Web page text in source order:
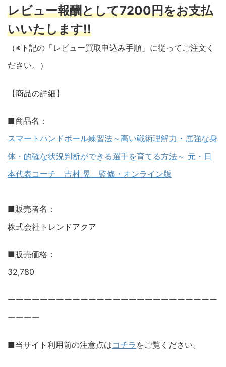
レビュー報酬として7200円をお支払
いいたします!!
（※下記の「レビュー買取申込み手順」に従ってご注文く
ださい。）
【商品の詳細】
■商品名：
スマートハンドボール練習法～高い戦術理解力・屈強な身
体・的確な状況判断ができる選手を育てる方法～ 元・日
本代表コーチ 吉村 晃 監修・オンライン版
■販売者名：
株式会社トレンドアクア
■販売価格：
32,780
ーーーーーーーーーーーーーーーーーーーーーーーーーー
ーーーー
■当サイト利用前の注意点はコチラ をご覧ください。